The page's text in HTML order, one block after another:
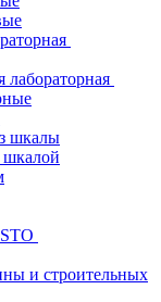
лабораторная
шкалы
шкалой
и строительных